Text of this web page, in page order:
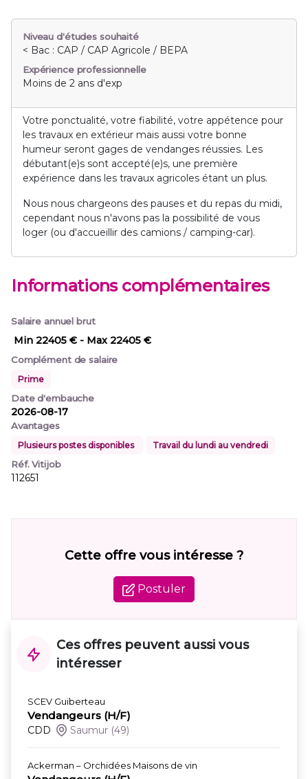
Niveau d'études souhaité
< Bac : CAP / CAP Agricole / BEPA
Expérience professionnelle
Moins de 2 ans d'exp
Votre ponctualité, votre fiabilité, votre appétence pour
les travaux en extérieur mais aussi votre bonne
humeur seront gages de vendanges réussies. Les
débutant(e)s sont accepté(e)s, une première
expérience dans les travaux agricoles étant un plus.
Nous nous chargeons des pauses et du repas du midi,
cependant nous n'avons pas la possibilité de vous
loger (ou d'accueillir des camions / camping-car).
Informations complémentaires
Salaire annuel brut
Min 22405 € - Max 22405 €
Complément de salaire
Prime
Date d'embauche
2026-08-17
Avantages
Plusieurs postes disponibles Travail du lundi au vendredi
Réf. Vitijob
112651
Cette offre vous intéresse ?
Postuler
Ces offres peuvent aussi vous
intéresser
SCEV Guiberteau
Vendangeurs (H/F)
CDD Saumur (49)
Ackerman – Orchidées Maisons de vin